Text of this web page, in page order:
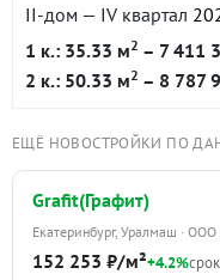
II-дом — IV квартал
1 к.: 35.33 м2 – 7 411
2 к.: 50.33 м2 – 8 787
ЕЩЁ НОВОСТРОЙКИ ПО
Grafit(Графит)
Екатеринбург, Уралмаш ·
152 253 ₽/м²+4.2%